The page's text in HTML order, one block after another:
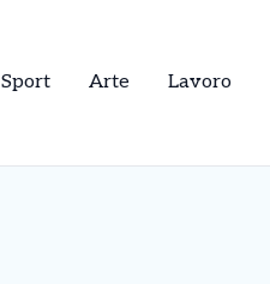
Sport Arte Lavoro